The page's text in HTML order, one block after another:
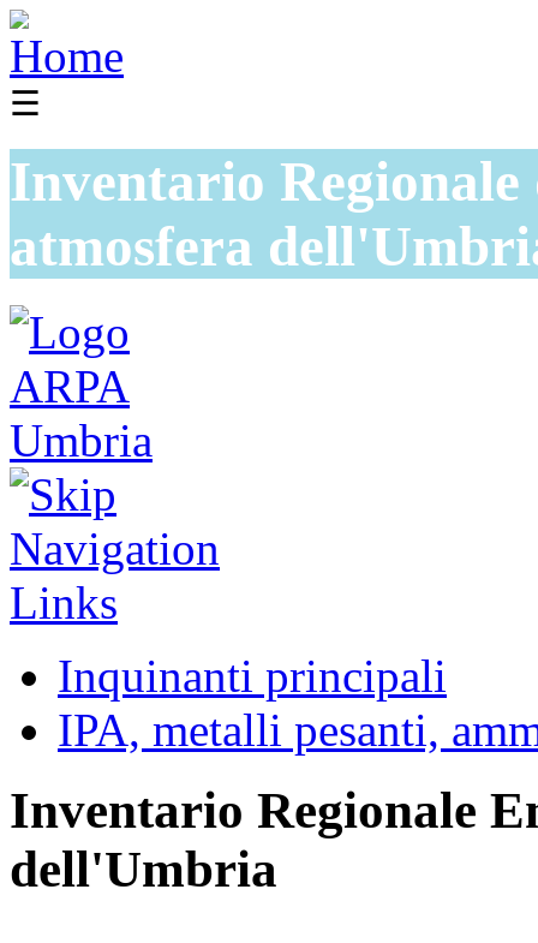
☰
Inventario
atmosfera
Inquinanti principali
IPA, metalli pesanti,
Inventario Regionale
dell'Umbria